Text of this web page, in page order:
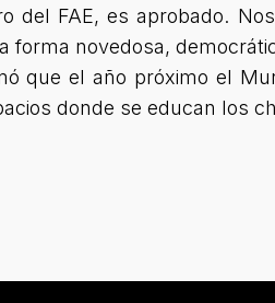
del FAE, es aprobado.
forma novedosa,
que el año próximo el
donde se educan los